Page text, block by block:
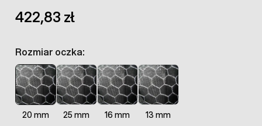
422,83 zł
Rozmiar oczka:
20 mm 25 mm 16 mm 13 mm